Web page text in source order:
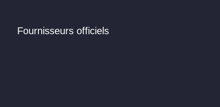
Fournisseurs officiels